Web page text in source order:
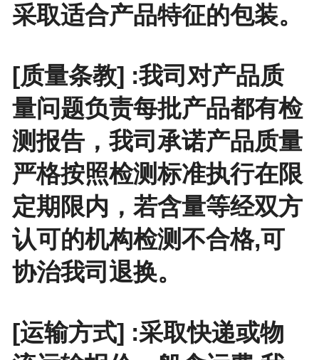
采取适合产品特征的包装。
[质量条教] :我司对产品质
量问题负责每批产品都有检
测报告，我司承诺产品质量
严格按照检测标准执行在限
定期限内，若含量等经双方
认可的机构检测不合格,可
协治我司退换。
[运输方式] :采取快递或物